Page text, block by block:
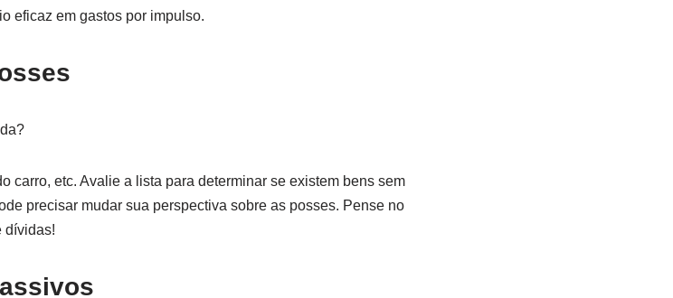
eficaz em gastos por impulso.
carro, etc. Avalie a lista para determinar se existem bens sem
precisar mudar sua perspectiva sobre as posses. Pense no
dívidas!